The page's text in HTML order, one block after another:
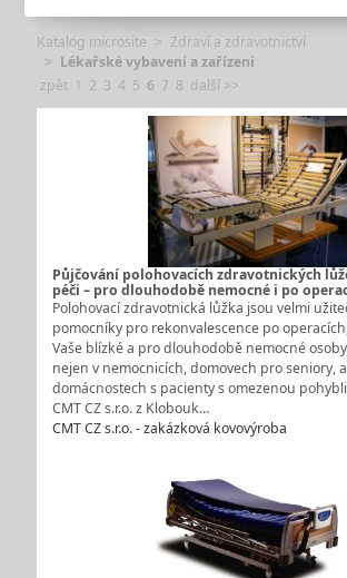
Katalog microsite
Zdraví a zdravotnictví
Lékařské vybavení a zařízení
zpět 1 2 3 4 5 6 7 8 další >>
Půjčování polohovacích zdravotnických
péči – pro dlouhodobě nemocné i po
Polohovací zdravotnická lůžka jsou velmi
pomocníky pro rekonvalescence po
Vaše blízké a pro dlouhodobě nemocné
nejen v nemocnicích, domovech pro seniory,
domácnostech s pacienty s omezenou
CMT CZ s.r.o. z Klobouk…
CMT CZ s.r.o. - zakázková kovovýroba